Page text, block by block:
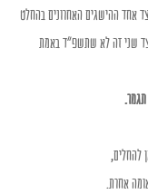
אחד ההישגים האחרונים בהחלט
שני זה לא שתשפ"ד באמת
להחלים,
אחרת.